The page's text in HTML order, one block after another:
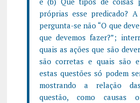
próprias esse predicado?
pergunta-se não “O que deve
que devemos fazer?”;
quais as ações que são
são corretas e quais são
estas questões só podem
mostrando a relação
questão, como causas